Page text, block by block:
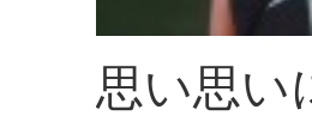
思い思い